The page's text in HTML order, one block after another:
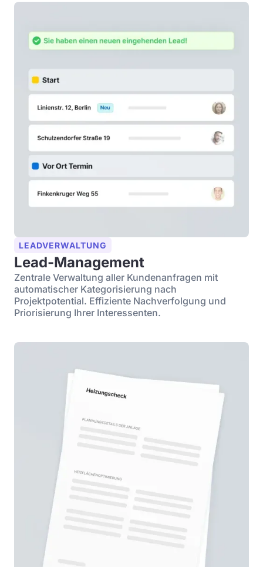
LEADVERWALTUNG
Lead-Management
Zentrale Verwaltung aller Kundenanfragen mit
automatischer Kategorisierung nach
Projektpotential. Effiziente Nachverfolgung und
Priorisierung Ihrer Interessenten.